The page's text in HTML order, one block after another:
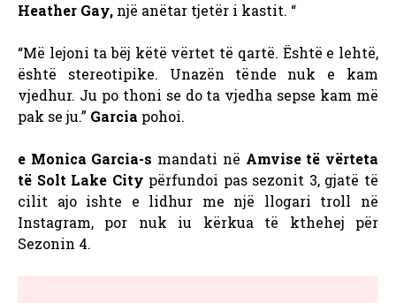
Heather Gay, një anëtar tjetër i kastit. “
“Më lejoni ta bëj këtë vërtet të qartë. Është e lehtë,
është stereotipike. Unazën tënde nuk e kam
vjedhur. Ju po thoni se do ta vjedha sepse kam më
pak se ju.” Garcia pohoi.
e Monica Garcia-s mandati në Amvise të vërteta
të Solt Lake City përfundoi pas sezonit 3, gjatë të
cilit ajo ishte e lidhur me një llogari troll në
Instagram, por nuk iu kërkua të kthehej për
Sezonin 4.